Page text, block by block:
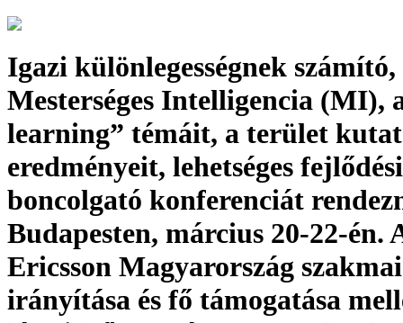
Igazi különlegességnek számító,
Mesterséges Intelligencia (MI),
learning” témáit, a terület
eredményeit, lehetséges
boncolgató konferenciát
Budapesten, március 20-22-én.
Ericsson Magyarország szakmai
irányítása és fő támogatása